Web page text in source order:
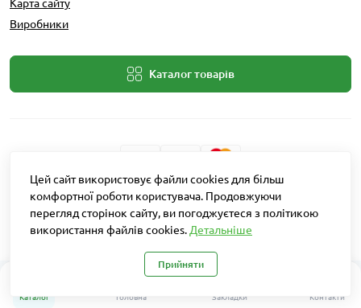
Каталог Головна Закладки Контакти
Карта сайту
Виробники
Каталог товарів
Розробник: Intent Solutions
Агро Рітейл © 2026
Цей сайт використовує файли cookies для більш
комфортної роботи користувача. Продовжуючи
перегляд сторінок сайту, ви погоджуєтеся з політикою
використання файлів cookies. Детальніше
Прийняти